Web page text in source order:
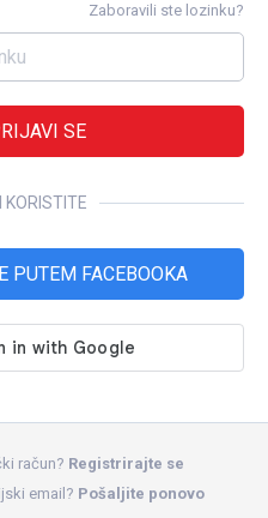
Zaboravili ste lozinku?
SE
KORISTITE
PUTEM FACEBOOKA
račun? Registrirajte se
email? Pošaljite ponovo